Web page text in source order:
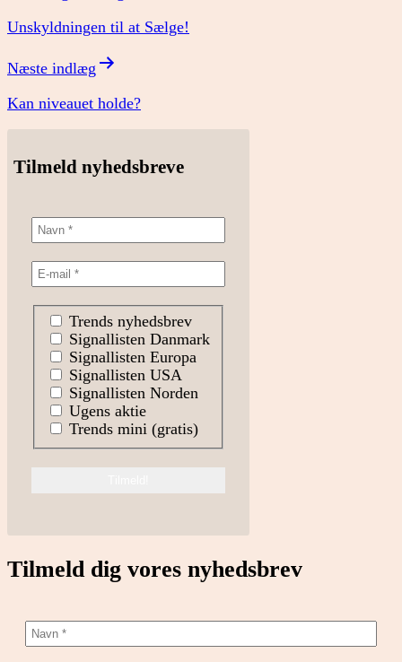
Unskyldningen til at Sælge!
Næste indlæg
Kan niveauet holde?
Tilmeld nyhedsbreve
Trends nyhedsbrev
Signallisten Danmark
Signallisten Europa
Signallisten USA
Signallisten Norden
Ugens aktie
Trends mini (gratis)
Tilmeld dig vores nyhedsbrev